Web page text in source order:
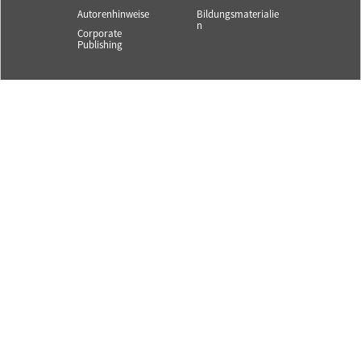
Autorenhinweise
Corporate
Publishing
Bildungsmaterialie
n